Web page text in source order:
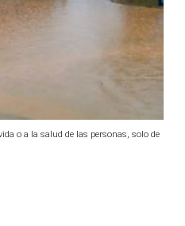
o a la salud de las personas, solo de